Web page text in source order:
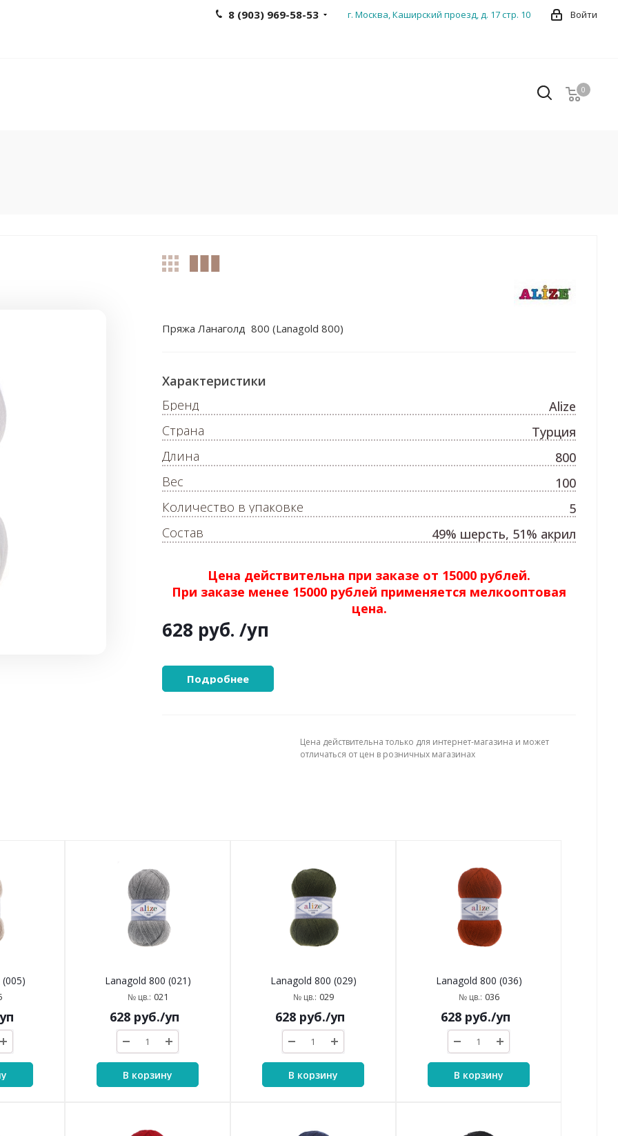
Войти
г. Москва, Каширский проезд, д. 17 стр. 10
8 (903) 969-58-53
0
0
Пряжа Ланаголд 800 (Lanagold 800)
Цена действительна при заказе от 15000 рублей.
При заказе менее 15000 рублей применяется мелкооптовая
цена.
628 руб. /уп
Подробнее
Характеристики
Бренд
Alize
Страна
Турция
Длина
800
Вес
100
Количество в упаковке
5
Состав
49% шерсть, 51% акрил
Цена действительна только для интернет-магазина и может
отличаться от цен в розничных магазинах
Lanagold 800 (021)
№ цв.: 021
628руб./уп
В корзину
Lanagold 800 (029)
№ цв.: 029
628руб./уп
В корзину
Lanagold 800 (036)
№ цв.: 036
628руб./уп
В корзину